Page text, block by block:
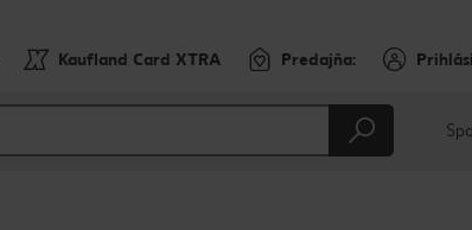
Kaufland Card XTRA Predajňa: